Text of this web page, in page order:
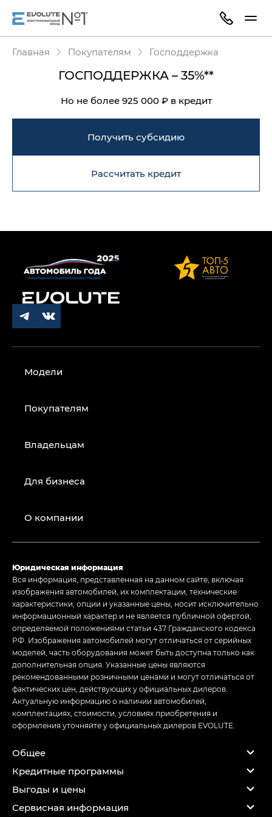
Главная Покупателям Господдержка
ГОСПОДДЕРЖКА – 35%**
Но не более 925 000 ₽ в кредит
Получить субсидию
Рассчитать кредит
Модели
Покупателям
Владельцам
Для бизнеса
О компании
Юридическая информация
Вся информация, представленная на данном сайте, включая
изображения автомобилей, их комплектации, технические
характеристики, опции и указанные цены, носит исключительно
информационный характер и не является публичной офертой,
определяемой положениями статьи 437 Гражданского кодекса
РФ. Изображения автомобилей могут отличаться от серийных
моделей, часть оборудования может быть доступна только как
дополнительная опция. Указанные цены являются
рекомендованными розничными ценами и могут отличаться от
фактических цен, действующих у официальных дилеров.
Актуальную информацию о наличии автомобилей,
комплектациях, стоимости, условиях приобретения и
оформления уточняйте у официальных дилеров EVOLUTE.
Общее
Кредитные программы
Выгоды и цены
Сервисная информация